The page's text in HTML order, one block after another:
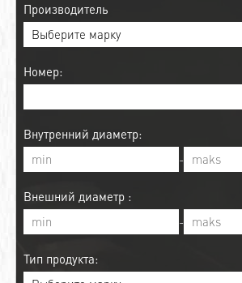
Производитель
Номер:
Внутренний диаметр:
-
Внешний диаметр :
-
Тип продукта: